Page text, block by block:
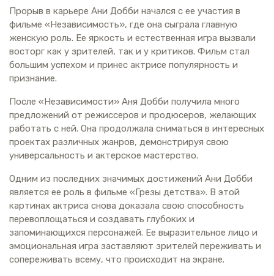
Прорыв в карьере Ани Добби начался с ее участия в
фильме «Независимость», где она сыграла главную
женскую роль. Ее яркость и естественная игра вызвали
восторг как у зрителей, так и у критиков. Фильм стал
большим успехом и принес актрисе популярность и
признание.
После «Независимости» Аня Добби получила много
предложений от режиссеров и продюсеров, желающих
работать с ней. Она продолжала сниматься в интересных
проектах различных жанров, демонстрируя свою
универсальность и актерское мастерство.
Одним из последних значимых достижений Ани Добби
является ее роль в фильме «Грезы детства». В этой
картинах актриса снова доказала свою способность
перевоплощаться и создавать глубоких и
запоминающихся персонажей. Ее выразительное лицо и
эмоциональная игра заставляют зрителей переживать и
сопереживать всему, что происходит на экране.